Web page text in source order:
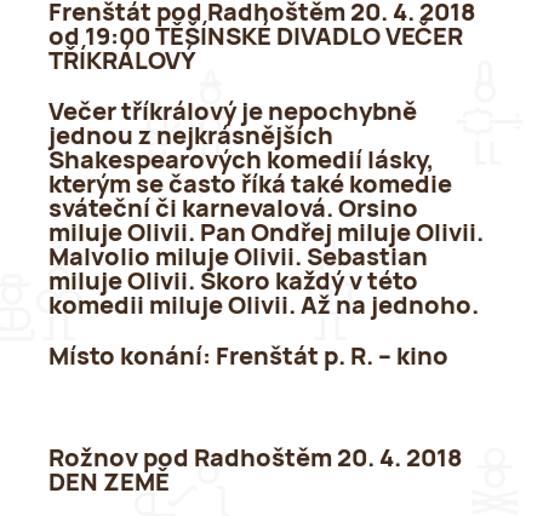
Frenštát pod Radhoštěm 20. 4. 2018
od 19:00 TĚŠÍNSKÉ DIVADLO VEČER
TŘÍKRÁLOVÝ
Večer tříkrálový je nepochybně
jednou z nejkrásnějších
Shakespearových komedií lásky,
kterým se často říká také komedie
sváteční či karnevalová. Orsino
miluje Olivii. Pan Ondřej miluje Olivii.
Malvolio miluje Olivii. Sebastian
miluje Olivii. Skoro každý v této
komedii miluje Olivii. Až na jednoho.
Místo konání: Frenštát p. R. – kino
Rožnov pod Radhoštěm 20. 4. 2018
DEN ZEMĚ